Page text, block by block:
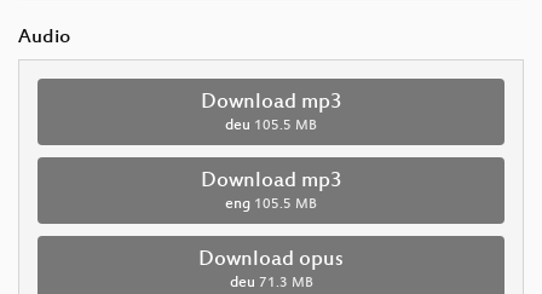
Audio
Download mp3
deu 105.5 MB
Download mp3
eng 105.5 MB
Download opus
deu 71.3 MB